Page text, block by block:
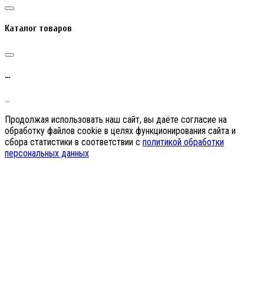
Каталог товаров
…
…
Продолжая использовать наш сайт, вы даёте согласие на
обработку файлов cookie в целях функционирования сайта и
сбора статистики в соответствии с политикой обработки
персональных данных